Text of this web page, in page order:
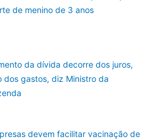
de menino de 3 anos
da dívida decorre dos juros,
dos gastos, diz Ministro da
devem facilitar vacinação de